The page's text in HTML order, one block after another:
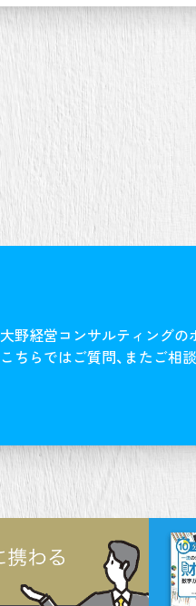
大野経営コンサルティング
こちらではご質問、またご相